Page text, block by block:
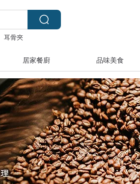
耳骨夾
居家餐廚 品味美食